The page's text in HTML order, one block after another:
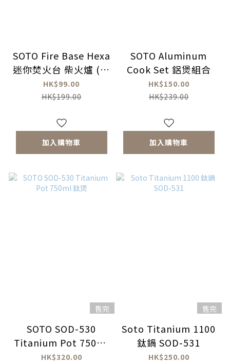
SOTO Fire Base Hexa
迷你焚火台 柴火爐 (六
塊)
HK$99.00
HK$199.00
加入購物車
SOTO Aluminum
Cook Set 鋁煲組合
HK$150.00
HK$239.00
加入購物車
售完
SOTO SOD-530
Titanium Pot 750ml
鈦煲
HK$320.00
售完
Soto Titanium 1100
鈦鍋 SOD-531
HK$250.00